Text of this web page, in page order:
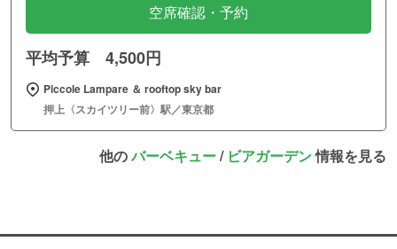
空席確認・予約
平均予算 4,500円
Piccole Lampare ＆ rooftop sky bar
押上〈スカイツリー前〉駅／東京都
他のバーベキュー/ ビアガーデン情報を見る